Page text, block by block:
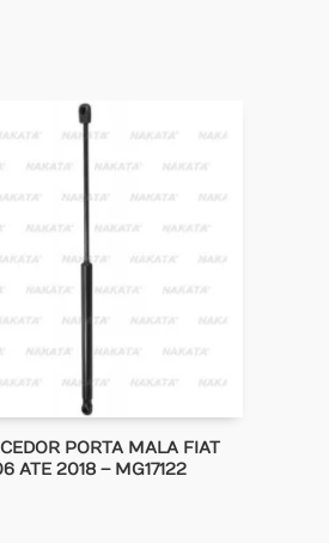
PORTA MALA FIAT
ATE 2018 – MG17122